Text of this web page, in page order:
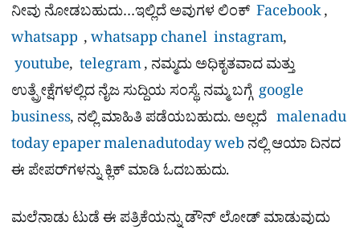
ನೀವು ನೋಡಬಹುದು…ಇಲ್ಲಿದೆ ಅವುಗಳ ಲಿಂಕ್ Facebook,
whatsapp ,whatsapp chanel instagram,
youtube, telegram, ನಮ್ಮದು ಅಧಿಕೃತವಾದ ಮತ್ತು
ಉತ್ಪ್ರೇಕ್ಷೆಗಳಲ್ಲಿದ ನೈಜ ಸುದ್ದಿಯ ಸಂಸ್ಥೆ. ನಮ್ಮ ಬಗ್ಗೆ google
business, ನಲ್ಲಿ ಮಾಹಿತಿ ಪಡೆಯಬಹುದು. ಅಲ್ಲದೆ malenadu
today epapermalenadutoday web ನಲ್ಲಿ ಆಯಾ ದಿನದ
ಈ ಪೇಪರ್​ಗಳನ್ನು ಕ್ಲಿಕ್ ಮಾಡಿ ಓದಬಹುದು.
ಮಲೆನಾಡು ಟುಡೆ ಈ ಪತ್ರಿಕೆಯನ್ನು ಡೌನ್​ ಲೋಡ್ ಮಾಡುವುದು